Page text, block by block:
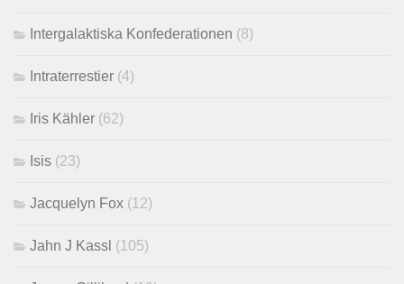
Intergalaktiska Konfederationen (8)
Intraterrestier (4)
Iris Kähler (62)
Isis (23)
Jacquelyn Fox (12)
Jahn J Kassl (105)